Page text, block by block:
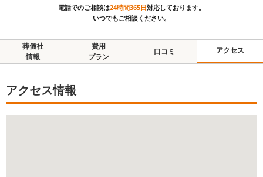
電話でのご相談は24時間365日対応しております。
いつでもご相談ください。
葬儀社
情報
費用
プラン
口コミ アクセス
アクセス情報